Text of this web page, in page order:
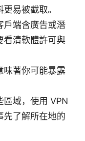
易被截取。
戶端含廣告或潛
看清軟體許可與
味著你可能暴露
區域，使用 VPN
先了解所在地的